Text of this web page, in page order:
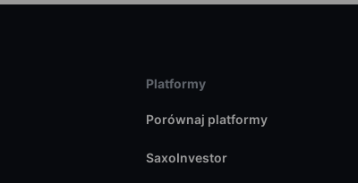
Platformy
Porównaj platformy
SaxoInvestor